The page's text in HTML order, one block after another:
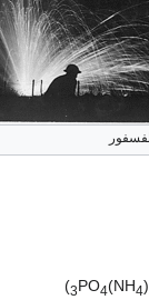
4
)
3PO4
)